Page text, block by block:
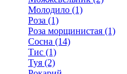
Молодило (1)
Роза (1)
Роза морщинистая (1)
Сосна (14)
Тис (1)
Туя (2)